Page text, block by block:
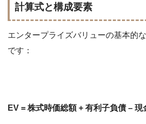
計算式と構成要素
エンタープライズバリューの基本的
です：
EV = 株式時価総額 + 有利子負債 –